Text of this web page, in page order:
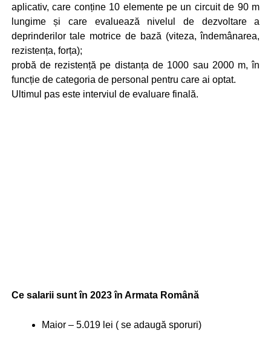
aplicativ, care conține 10 elemente pe un circuit de 90 m
lungime și care evaluează nivelul de dezvoltare a
deprinderilor tale motrice de bază (viteza, îndemânarea,
rezistența, forța);
probă de rezistență pe distanța de 1000 sau 2000 m, în
funcție de categoria de personal pentru care ai optat.
Ultimul pas este interviul de evaluare finală.
Ce salarii sunt în 2023 în Armata Română
Maior – 5.019 lei ( se adaugă sporuri)